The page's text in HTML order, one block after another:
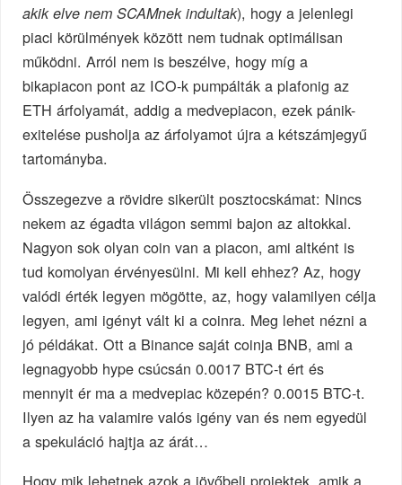
akik elve nem SCAMnek indultak), hogy a jelenlegi
piaci körülmények között nem tudnak optimálisan
működni. Arról nem is beszélve, hogy míg a
bikapiacon pont az ICO-k pumpálták a plafonig az
ETH árfolyamát, addig a medvepiacon, ezek pánik-
exitelése pusholja az árfolyamot újra a kétszámjegyű
tartományba.
Összegezve a rövidre sikerült posztocskámat: Nincs
nekem az égadta világon semmi bajon az altokkal.
Nagyon sok olyan coin van a piacon, ami altként is
tud komolyan érvényesülni. Mi kell ehhez? Az, hogy
valódi érték legyen mögötte, az, hogy valamilyen célja
legyen, ami igényt vált ki a coinra. Meg lehet nézni a
jó példákat. Ott a Binance saját coinja BNB, ami a
legnagyobb hype csúcsán 0.0017 BTC-t ért és
mennyit ér ma a medvepiac közepén? 0.0015 BTC-t.
Ilyen az ha valamire valós igény van és nem egyedül
a spekuláció hajtja az árát…